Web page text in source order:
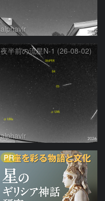
alphavir
夜半前の流星N-1 (26-08-02)
alphavir
PR